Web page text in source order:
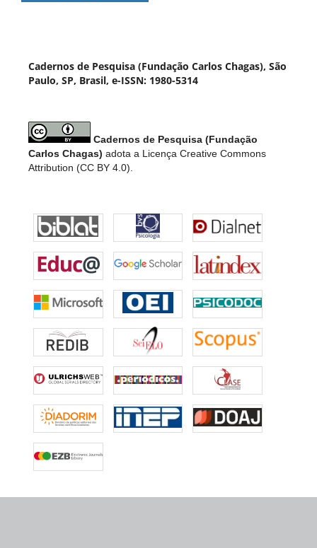
Cadernos de Pesquisa (Fundação Carlos Chagas), São
Paulo, SP, Brasil, e-ISSN: 1980-5314
Cadernos de Pesquisa (Fundação
Carlos Chagas) adota a Licença Creative Commons
Attribution (CC BY 4.0).